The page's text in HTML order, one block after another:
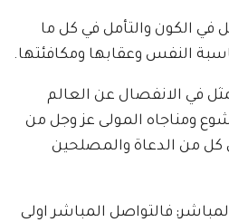
في الكون والتأمل في كل ما
النفس وعقابها ومكافئتها.
في الانفصال عن العالم
ومناجاه المولى عز وجل من
من الدعاة والمصلحين
فالتواصل المباشر اولى